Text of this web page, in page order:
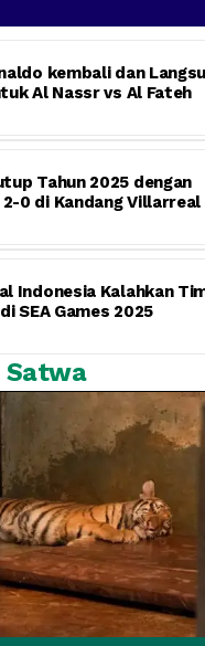
kembali dan
Al Nassr vs Al Fateh
Tahun 2025 dengan
2-0 di Kandang Villarreal
Indonesia Kalahkan
SEA Games 2025
Satwa